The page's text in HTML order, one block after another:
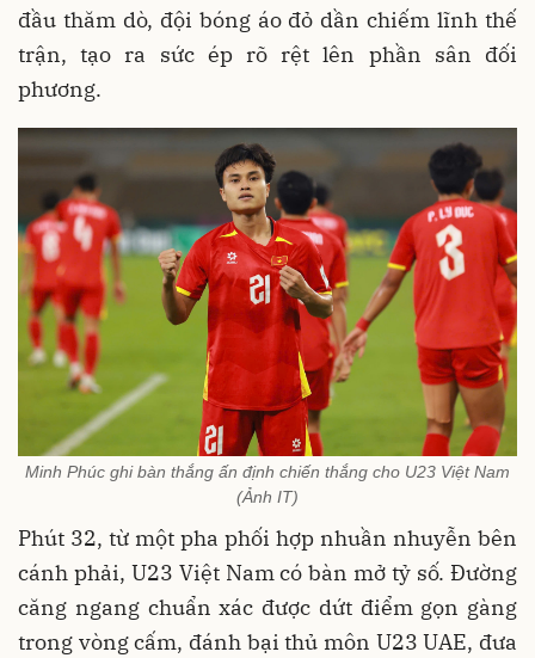
đầu thăm dò, đội bóng áo đỏ dần chiếm lĩnh thế
trận, tạo ra sức ép rõ rệt lên phần sân đối
phương.
Minh Phúc ghi bàn thắng ấn định chiến thắng cho U23 Việt Nam
(Ảnh IT)
Phút 32, từ một pha phối hợp nhuần nhuyễn bên
cánh phải, U23 Việt Nam có bàn mở tỷ số. Đường
căng ngang chuẩn xác được dứt điểm gọn gàng
trong vòng cấm, đánh bại thủ môn U23 UAE, đưa